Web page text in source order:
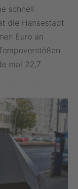
schnell
die Hansestadt
Euro an
mal 22,7